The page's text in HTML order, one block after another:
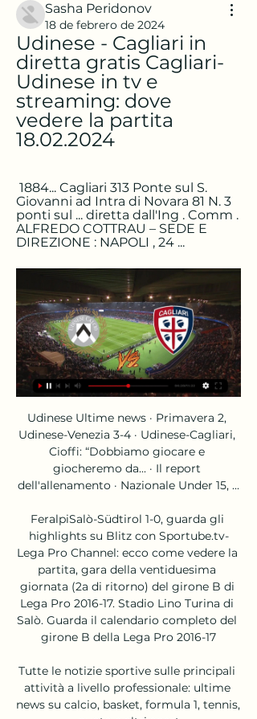
Sasha Peridonov
18 de febrero de 2024
Udinese - Cagliari in
diretta gratis Cagliari-
Udinese in tv e
streaming: dove
vedere la partita
18.02.2024
Giovanni ad Intra di Novara 81 N. 3
ponti sul ... diretta dall'Ing . Comm .
ALFREDO COTTRAU – SEDE E
DIREZIONE : NAPOLI , 24 ...
Udinese Ultime news · Primavera 2, Udinese-Venezia 3-4 · Udinese-Cagliari, Cioffi: “Dobbiamo giocare e giocheremo da... · Il report dell'allenamento · Nazionale Under 15, ...

FeralpiSalò-Südtirol 1-0, guarda gli highlights su Blitz con Sportube.tv-Lega Pro Channel: ecco come vedere la partita, gara della ventiduesima giornata (2a di ritorno) del girone B di Lega Pro 2016-17. Stadio Lino Turina di Salò. Guarda il calendario completo del girone B della Lega Pro 2016-17

Tutte le notizie sportive sulle principali attività a livello professionale: ultime news su calcio, basket, formula 1, tennis, nuoto e altri sport

Immagini porno Video porno di mature gratuite di xHamster. Tonnellate di calde Video porno di mature immagini porno ti stanno aspettando. Goditele!

Cagliari-Udinese in tv e streaming: dove vedere la partita 17 set 2023 — La partita tra Cagliari e Udinese, quarta giornata di Serie A si gioca oggi, domenica 17 settembre alle ore 12.30 e sarà in diretta su Sky Sport ...

Campionato Primavera, Foggia-Perugia: tabellino e cronaca della partita Torna alla vittoria il Foggia nella decima giornata del campionato Primavera 2, Girone B. I satanelli superano davanti ai propri tifosi accorsi al ‘Madrepietra Stadium’ di Apricena al termine di un’ottima gara un Perugia poco cinico sotto porta e tornano al successo che mancava da due giornate.

Offerte di lavoro per poste italiane cesena, abbiamo trovato 10 annunci pubblicati su MrLavoro.. Manpower Italia srl.. Provincia di Forli'-CesenaPer multinazionale italiana leader nella produzione di soluzioni per la trasmissione di potenza stiamo cercando un Assembly Planning Specialist.

Dove vedere Udinese-Cagliari in tv e streaming gratis 1 nov 2023 — Se desideri seguire la partita comodamente da casa tua, puoi farlo tramite la piattaforma Mediaset che, di solito, trasmette alcune partite di ...

Pronostici calcistici per Deportivo Armenio v Defensores Unidos 04/08/2019. Argentina Primera B Metropolitana. Statistiche complete, classifica calcio.

dove comprare Tuta Allenamento FC Chelsea Blu Scuro 19/20 Giacca + Pantaloni a poco prezzo - online siti affidabili fcmaglia: crea maglia calcio personalizzata adidas

ANCONA - Derby del Verdicchio ad alta gradazione per il Matelica, che ha pareggiato 3-3 al Papa Giovanni Paolo II contro la Jesina nella 34ª giornata del girone F di Serie D e ringrazia il Montegiorgio, uscito con uno splendido pareggio per 1-1 dall’Orogel Arena di Cesena.

Guarda la programmazione DAZN | DAZN Italia Guarda il calendario completo degli eventi in programmazione su DAZN Italia. DAZN è il primo servizio di streaming live e on demand dedicato interamente ...

Cerca palmese a Falciano Del Massico (CE) | Trova informazioni, indirizzi e numeri di telefono a Falciano Del Massico (CE) per palmese su Paginebianche

Al Piccolo teatro Mauro Bolognini di Pistoia,. Luigi Di Pietro e Carlo Di Maio. Pistoia, ore 21. quinta edizione del festival nel pomeriggio proiezione del lungometraggio "Forse è solo mal di mare" di Simona De Simone con la partecipazione di Maria Grazia Cucinotta;.

Le risorse dovranno curare le funzionalità delle aree di sosta/dei parcheggi garantendone tutti i servizi (es. assistenza diretta clientela, manutenz

Avellino Torres: dettagli stagione Serie D Girone G 2018/2019 Seconda Divisione Girone A 2013/2014 Serie C Girone A 2014/2015 Serie D Girone G 2015/2016 Serie D Girone G 2016/2017 Eccellenza Girone A 2017/2018 Serie D Girone G 2018/2019 Serie D Girone G 2019/2020

La prima: mentre Sassuolo, Spal e Parma (le rivali rispettivamente di Atalanta, Milan e Roma) possono chiedere a questo campionato solo un piazzamento più apprezzabile (anche dal punto di vista economico), l’Empoli sa che può ancora salvarsi e che tutto è nelle sue mani, se vince a San Siro resta in A di sicuro, ma può farcela anche se.

Indirizzi e recapiti dei Tribunali per i minorenni Tribunale per i Minorenni di ANCONA Via Cavorchie, 1/C 60121 - ANCONA Telefoni: 071 - 20898600 (centralino giudici onorari)

Calcio RSM: successi di Cailungo, Pennarossa, Tre Fiori e Murata.Lasagni passano a condurre con il primo gol stagionale di Nicolò. la sfida tra Tre Penne e Virtus porrà sotto la lente d'... mentre il derby tra Libertas e San Giovanni misurerà lo stato di forma di.

Gelbison Vallo Della Lucania: dettagli stagione Serie D Girone H 2016/2017 Serie D Girone H 2013/2014 Serie D Girone H 2014/2015 Serie D Girone I 2015/2016 Serie D Girone H 2016/2017 Serie D Girone I 2017/2018 Serie D Girone H 2018/2019 Serie D Girone H 2019/2020

Le cinque vele di Legambiente sventolano sulla Sardegna. È proprio l'Isola la regione più premiata con il riconoscimento (la bandiera a cinque vele, appunto) della guida di Legambiente e Touring Club Italiano "Il mare più bello del 2019". Sono cinque i comprensori della Sardegna premiati. Le

Bundesliga 11 giornata. E’ stata HerthaBSC-Hannover96 nell’anticipo di venerdì a dare il via all’11^ giornata di Bundesliga, l’ultima prima della sosta Nazionali: dopo questo turno il Campionato tedesco sarà ormai a 1/3 del suo svolgimento e la corsa al titolo diventerà sempre più definita.

Schalke 04: Hoger reintegrato per la sfida con l'Amburgo Lo Schalke 04 ha reintegrato nella sua rosa Marco Hoger. Il 25enne centrocampista tedesco era stato sospeso da ogni attivita' della prima squadra fino a sabato dopo la sconfitta sul campo del Colonia, nell'ambito di un 'terremoto' che ha portato al licenziamto di due pezzi da novanta come l'ex milanista Kevin-Prince Boateng e Sidney Sam....

Proprio a Verona risale l'ultima vittoria in trasferta del Milan con un gol di Piątek. Era il marzo del 2019. A settembre del 2019 il Milan spera di tornare a vincere a Verona, prima cosa, poi se anche con un gol di Kris ancora meglio. Allora il Chievo, oggi l'Hellas.

Udinese Cagliari in streaming gratis? Guarda la partita in diretta 

Prenota online il tuo soggiorno in Karkonosze e paga comodamente in Hotel. Globe Holidays seleziona per voi i migliori alberghi in Karkonosze, al fine di garantirvi l'alta qualità del servizio offerto.

Ma se la prendesse perché non mi coporto bene, non sono una persona onesta, non adempio ai miei doveri, fuggo dalle mie responsabilità, o al massimo non lo onoro abbastanza, non vado in chiesa sempre, non prego a sufficienza… qui sembra che se la prenda perché non vado a una cena, non trovo tempo per fare festa, per divertirmi!

Seregno. Mentre sono sei le compagini liguri (Argentina, Chiavari, Lavagnese, RapalloBogliasco, Sestri Levante, Vado) e undici quelle piemontesi (Acqui, Asti, Borgomanero, Borgosesia, Bra, Chieri,... La Provincia Pavese 03 luglio 2014 pag. 49 sez. Vigevano Serie D, …

Sanremo. Ultimo aggiornamento il 01 novembre ore 12:04. Bel tempo con sole splendente per l'intera giornata. Liguria. MERCOLEDI': l'alta pressione si rafforza ulteriormente determinando tempo assolato con al più qualche sparuto annuvolamento all'alba.

Come di consueto Radio PRIMARETE con la più che collaudata trasmissione Diretta Stadio Calcio seguirà i nostri beniamini rossoblù in tutto il campionato trasmettendo delle radiocronache flash della Casertana a cura del nostro inviato Stefanino De Maria che, con l’energico operato di altri inviati avremo anche radiocronache flash dell.

I migliori film biblici | Leggi la classifica, con schede, news, foto, locandine, trailer, trama e recensioni, dei migliori film presenti nell'archivio di FilmTv.

Ai miei tempi fumettistici, la Marvel aveva le storie ed i supergruppi migliori o almeno io li preferivo, ma la DC rispondeva con la linea Vertigo che ha prodotto perle mica da ridere. Per quel che concerne l'universo cinematografico attuale, a me hanno stufato abbastanza entrambe. Rispondi Elimina

I Campioni d'Italia dell'Inter Primavera ospitano la Juventus Primavera: tutte le informazioni sulla partita e dove vederla in Tv e streaming. La Primavera dell'Inter, Campione d'Italia in carica e vincitrice dell'ultimo Torneo di Viareggio, ospita la Juventus Primavera per la sesta giornata del

Dove vedere Inter-Lazio. Inter-Lazio verrà trasmessa in esclusiva da Sky su Sky Sport Uno (canale 201). Gli abbonati potranno seguirla in streaming tramite le piattaforme Sky Go e Now TV. Su Now TV chi non possiede un abbonamento a Sky potrà comunque acquistare la partita pagando 7,99 euro per il pass giornaliero.

Udinese-Cagliari, diretta tv e streaming: dove vederla 18 dic 2019 — Udinese-Cagliari, diretta tv e streaming: Sky o DAZN? Dove vedere il match, valido per la diciassettesima giornata della Serie A 2019/20.

Calcio: Cagliari Risultati in diretta, Calendario, Risultati Udinese, Cioffi annuncia: «Problemi per Pereyra, con il Cagliari…» 17.02 Scaricala gratis! App Store. Versione Lite · Gioca Responsabile ...

Sampdoria-Juventus si sfidano domenica 19 novembre alle ore 15 per la 13ª giornata di andata nel calendario del campionato di Serie A TIM 2017-2018. La partita, in programma allo stadio Luigi Ferraris in zona Marassi a Genova, sarà trasmessa …

Tutto quello che è successo sui parquet di Serie A2 e Serie B di pallacanestro maschile nei match del 26 Novembre. Tutti i risultati e tutte le classifiche

Classifica: Cartigliano 10, Ambrosiana 9, Union Clodiense e Legnago 8, Cjarlins Muzane, Luparense, Campodarsego, Adriese, Caldiero Terme, Vigasio e Union Feltre 6, Belluno e Delta Porto Tolle 5, Montebelluna, Villafranca e Chions 4, Mestre, Este e Tamai 2, San Luigi 1. N.B.: Union Feltre e Chions hanno una partita in più.

Dove Vedere il Cagliari Oggi: Tv, DAZN e Streaming - Selectra 29 gen 2024 — Lo Streaming Gratis di Pluto TV. Scopri le Offerte Pay TV. Vai alle Udinese-Cagliari (Serie A), Su DAZN. 25/2/2024 15:00, Cagliari-Napoli

Avellino. Sono stati resi da poco noti i tre gironi della prossima serie C. Confermate le indiscrezioni (anticipate nella giornata di ieri) per quanto riguarda il raggruppamento centro-meridionale, che vedrà ai nastri di partenza le seguenti formazioni:

Le pagelle di Pordenone-Giana Erminio: